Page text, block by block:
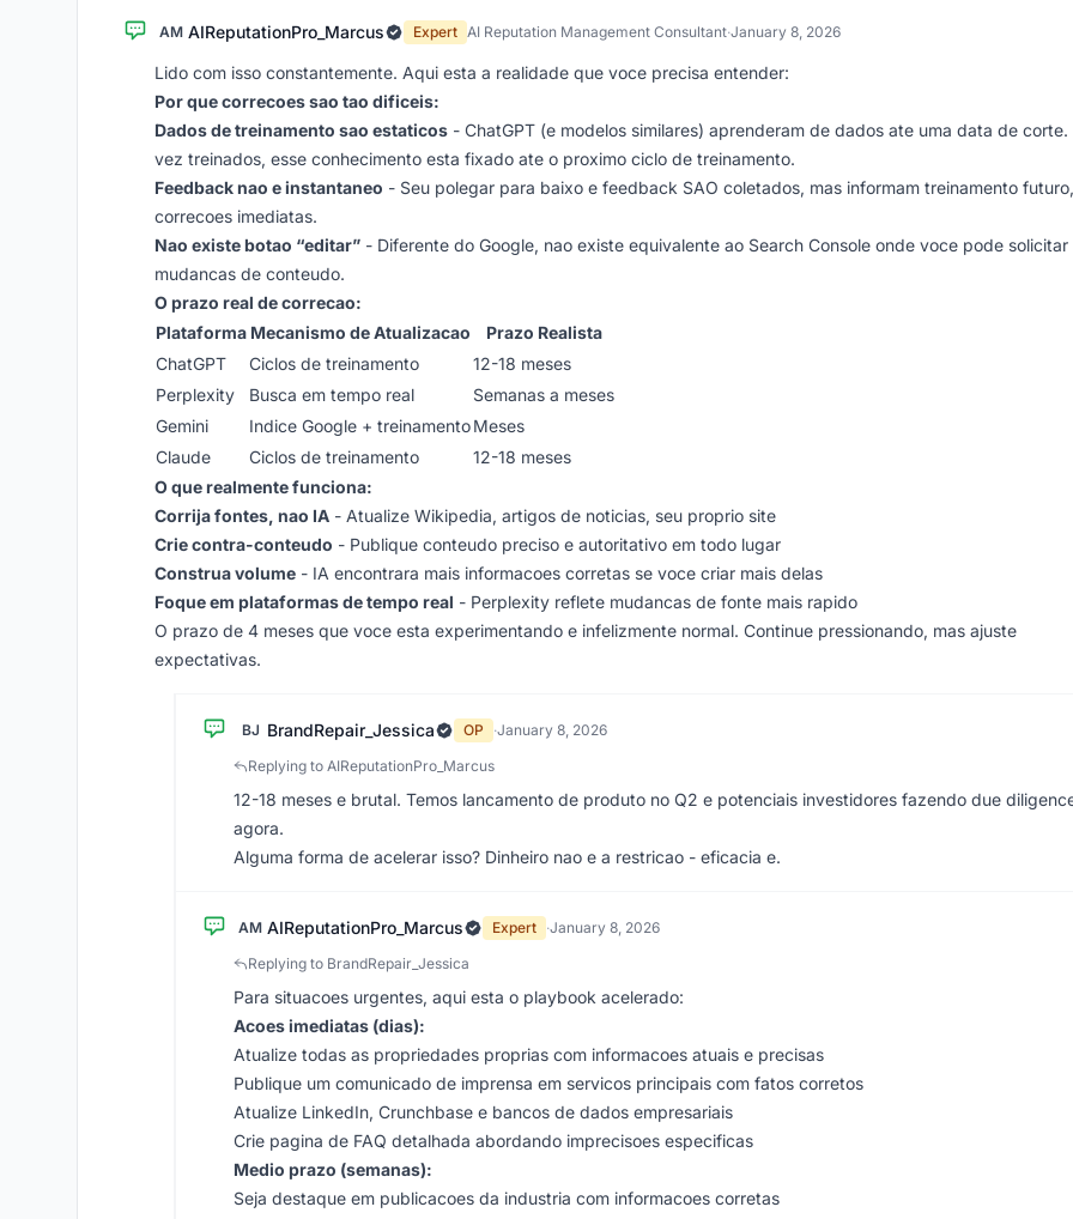
AM AIReputationPro_Marcus Expert AI Reputation Management Consultant·January 8, 2026
Lido com isso constantemente. Aqui esta a realidade que voce precisa entender:
Por que correcoes sao tao dificeis:
Dados de treinamento sao estaticos - ChatGPT (e modelos similares) aprenderam de dados ate uma data de corte.
vez treinados, esse conhecimento esta fixado ate o proximo ciclo de treinamento.
Feedback nao e instantaneo - Seu polegar para baixo e feedback SAO coletados, mas informam treinamento
correcoes imediatas.
Nao existe botao “editar” - Diferente do Google, nao existe equivalente ao Search Console onde voce pode solicitar
mudancas de conteudo.
O prazo real de correcao:
Plataforma Mecanismo de Atualizacao
Prazo Realista
ChatGPT
Ciclos de treinamento
12-18 meses
Perplexity
Busca em tempo real
Semanas a meses
Gemini
Indice Google + treinamentoMeses
Claude
Ciclos de treinamento
12-18 meses
O que realmente funciona:
Corrija fontes, nao IA - Atualize Wikipedia, artigos de noticias, seu proprio site
Crie contra-conteudo - Publique conteudo preciso e autoritativo em todo lugar
Construa volume - IA encontrara mais informacoes corretas se voce criar mais delas
Foque em plataformas de tempo real - Perplexity reflete mudancas de fonte mais rapido
O prazo de 4 meses que voce esta experimentando e infelizmente normal. Continue pressionando, mas ajuste
expectativas.
BJ BrandRepair_Jessica OP ·January 8, 2026
Replying to AIReputationPro_Marcus
12-18 meses e brutal. Temos lancamento de produto no Q2 e potenciais investidores fazendo due
agora.
Alguma forma de acelerar isso? Dinheiro nao e a restricao - eficacia e.
AM AIReputationPro_Marcus Expert ·January 8, 2026
Replying to BrandRepair_Jessica
Para situacoes urgentes, aqui esta o playbook acelerado:
Acoes imediatas (dias):
Atualize todas as propriedades proprias com informacoes atuais e precisas
Publique um comunicado de imprensa em servicos principais com fatos corretos
Atualize LinkedIn, Crunchbase e bancos de dados empresariais
Crie pagina de FAQ detalhada abordando imprecisoes especificas
Medio prazo (semanas):
Seja destaque em publicacoes da industria com informacoes corretas